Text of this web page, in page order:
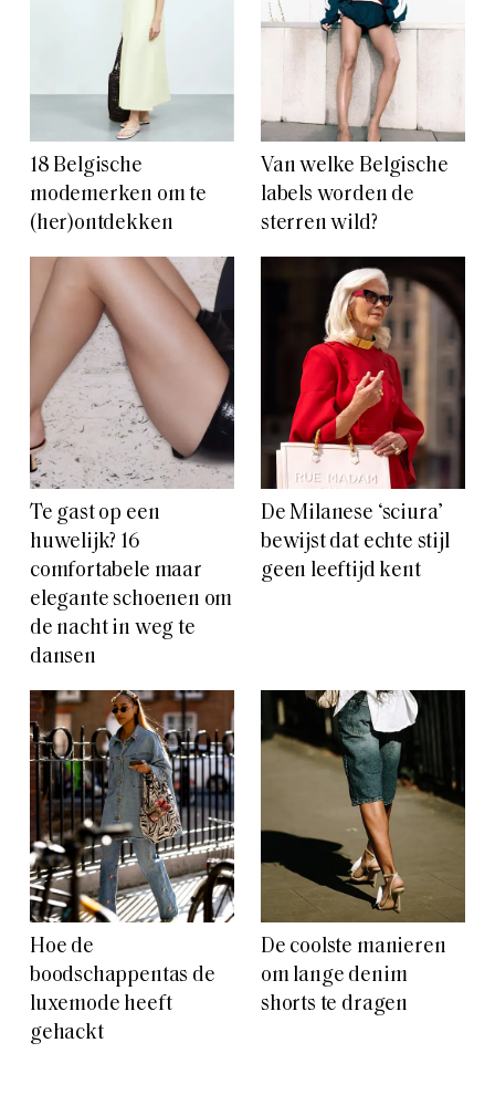
18 Belgische
modemerken om te
(her)ontdekken
Van welke Belgische
labels worden de
sterren wild?
Te gast op een
huwelijk? 16
comfortabele maar
elegante schoenen om
de nacht in weg te
dansen
De Milanese ‘sciura’
bewijst dat echte stijl
geen leeftijd kent
Hoe de
boodschappentas de
luxemode heeft
gehackt
De coolste manieren
om lange denim
shorts te dragen